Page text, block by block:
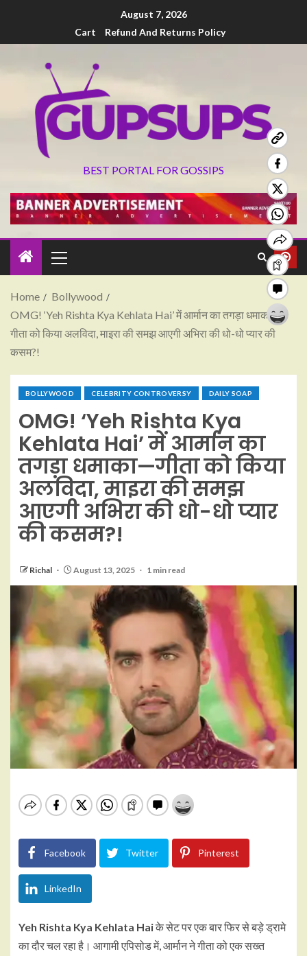
August 7, 2026
Cart
Refund And Returns Policy
BEST PORTAL FOR GOSSIPS
Home
Bollywood
OMG! ‘Yeh Rishta Kya Kehlata Hai’ में आर्मान का तगड़ा धमाका—
गीता को किया अलविदा, माइरा की समझ आएगी अभिरा की धो-धो प्यार की
कसम?!
BOLLYWOOD CELEBRITY CONTROVERSY DAILY SOAP
OMG! ‘Yeh Rishta Kya
Kehlata Hai’ में आर्मान का
तगड़ा धमाका—गीता को किया
अलविदा, माइरा की समझ
आएगी अभिरा की धो-धो प्यार
की कसम?!
Richal August 13, 2025 1 min read
Facebook Twitter Pinterest
LinkedIn
Yeh Rishta Kya Kehlata Haiके सेट पर एक बार फिर से बड़े ड्रामे
का दौर चल रहा है। आगामी एपिसोड में, आर्मान ने गीता को एक सख्त